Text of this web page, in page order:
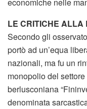
economiche nelle
LE CRITICHE ALLA
Secondo gli
portò ad un’equa
nazionali, ma fu un
monopolio del
berlusconiana
denominata